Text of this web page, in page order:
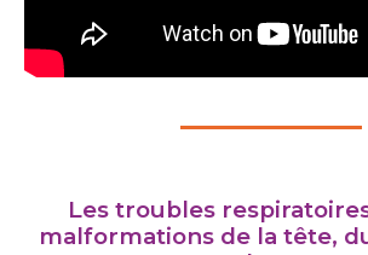
Les troubles
malformations de la tête,